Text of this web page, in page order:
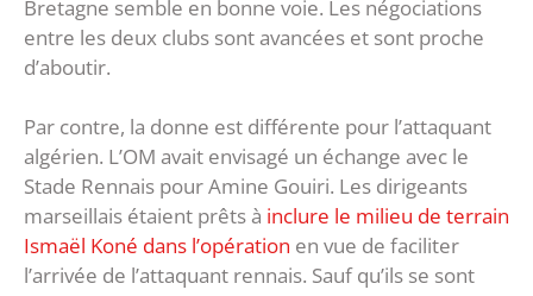
Bretagne semble en bonne voie. Les négociations
entre les deux clubs sont avancées et sont proche
d’aboutir.
Par contre, la donne est différente pour l’attaquant
algérien. L’OM avait envisagé un échange avec le
Stade Rennais pour Amine Gouiri. Les dirigeants
marseillais étaient prêts à inclure le milieu de terrain
Ismaël Koné dans l’opération en vue de faciliter
l’arrivée de l’attaquant rennais. Sauf qu’ils se sont